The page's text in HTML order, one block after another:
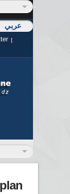
عربي